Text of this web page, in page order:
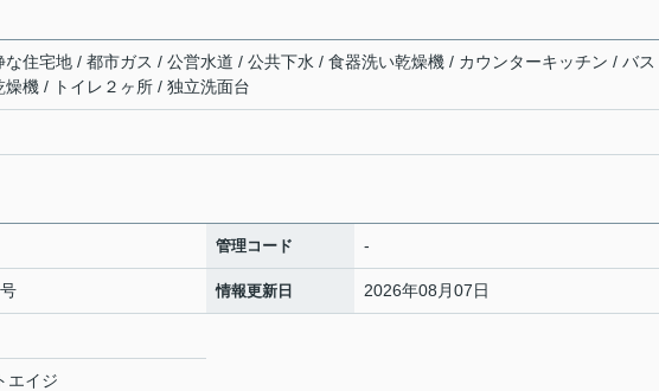
な住宅地 / 都市ガス / 公営水道 / 公共下水 / 食器洗い乾燥機 / カウンターキッチン / バス
燥機 / トイレ２ヶ所 / 独立洗面台
管理コード -
情報更新日 2026年08月07日
エイジ